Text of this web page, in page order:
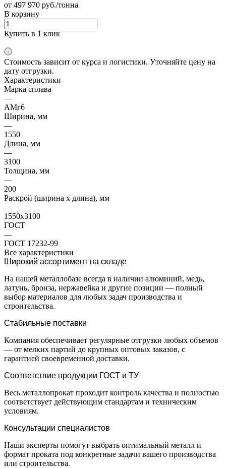
от 497 970 руб./тонна
В корзину
Купить в 1 клик
Стоимость зависит от курса и логистики. Уточняйте цену на
дату отгрузки.
Характеристики
Марка сплава
—
АМг6
Ширина, мм
—
1550
Длина, мм
—
3100
Толщина, мм
—
200
Раскрой (ширина х длина), мм
—
1550x3100
ГОСТ
—
ГОСТ 17232-99
Все характеристики
Широкий ассортимент на складе
На нашей металлобазе всегда в наличии алюминий, медь,
латунь, бронза, нержавейка и другие позиции — полный
выбор материалов для любых задач производства и
строительства.
Стабильные поставки
Компания обеспечивает регулярные отгрузки любых объемов
— от мелких партий до крупных оптовых заказов, с
гарантией своевременной доставки.
Соответствие продукции ГОСТ и ТУ
Весь металлопрокат проходит контроль качества и полностью
соответствует действующим стандартам и техническим
условиям.
Консультации специалистов
Наши эксперты помогут выбрать оптимальный металл и
формат проката под конкретные задачи вашего производства
или строительства.